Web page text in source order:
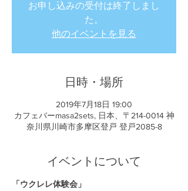
お申し込みの受付は終了しまし
た。
他のイベントを見る
日時・場所
2019年7月18日 19:00
カフェバーmasa2sets, 日本、〒214-0014 神
奈川県川崎市多摩区登戸 登戸2085-8
イベントについて
「ウクレレ体験会」